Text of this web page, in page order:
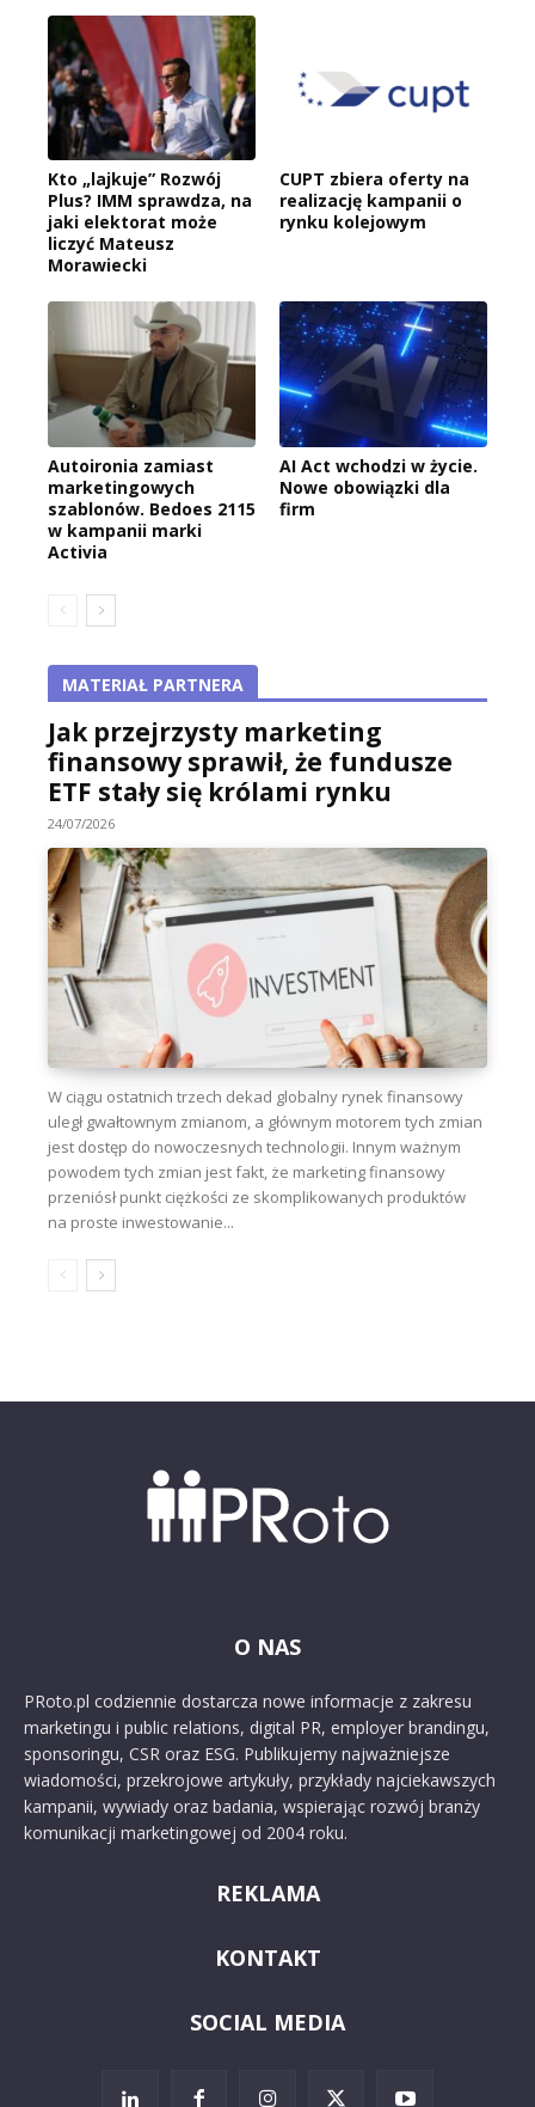
Kto „lajkuje” Rozwój
Plus? IMM sprawdza, na
jaki elektorat może
liczyć Mateusz
Morawiecki
CUPT zbiera oferty na
realizację kampanii o
rynku kolejowym
Autoironia zamiast
marketingowych
szablonów. Bedoes 2115
w kampanii marki
Activia
AI Act wchodzi w życie.
Nowe obowiązki dla
firm
MATERIAŁ PARTNERA
Jak przejrzysty marketing
finansowy sprawił, że fundusze
ETF stały się królami rynku
24/07/2026
W ciągu ostatnich trzech dekad globalny rynek finansowy
uległ gwałtownym zmianom, a głównym motorem tych zmian
jest dostęp do nowoczesnych technologii. Innym ważnym
powodem tych zmian jest fakt, że marketing finansowy
przeniósł punkt ciężkości ze skomplikowanych produktów
na proste inwestowanie...
O NAS
PRoto.pl codziennie dostarcza nowe informacje z zakresu
marketingu i public relations, digital PR, employer brandingu,
sponsoringu, CSR oraz ESG. Publikujemy najważniejsze
wiadomości, przekrojowe artykuły, przykłady najciekawszych
kampanii, wywiady oraz badania, wspierając rozwój branży
komunikacji marketingowej od 2004 roku.
REKLAMA
KONTAKT
SOCIAL MEDIA